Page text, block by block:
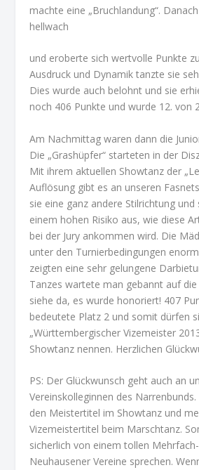
machte eine „Bruchlandung“.
hellwach
und eroberte sich wertvolle Punkte
Ausdruck und Dynamik tanzte sie
Dies wurde auch belohnt und sie
noch 406 Punkte und wurde 12. von
Am Nachmittag waren dann die
Die „Grashüpfer“ starteten in der
Mit ihrem aktuellen Showtanz der
Auflösung gibt es an unseren
sie eine ganz andere Stilrichtung
einem hohen Risiko aus, wie diese
bei der Jury ankommen wird. Die
unter den Turnierbedingungen
zeigten eine sehr gelungene
Tanzes wartete man gebannt auf
siehe da, es wurde honoriert! 407
bedeutete Platz 2 und somit dürfen
„Württembergischer Vizemeister
Showtanz nennen. Herzlichen
PS: Der Glückwunsch geht auch an
Vereinskolleginnen des
den Meistertitel im Showtanz und
Vizemeistertitel beim Marschtanz.
sicherlich von einem tollen
Neuhausener Vereine sprechen.